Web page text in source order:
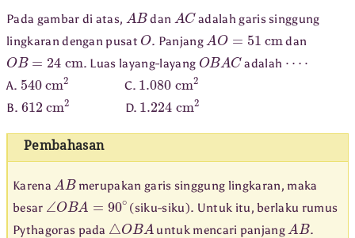
Pada gambar di atas, AB dan AC adalah garis singgung
lingkaran dengan pusat O. Panjang AO= 51 cm dan
OB= 24 cm . Luas layang-layang OBAC adalah
A. 540 cm C. 1.080 cm
B. 612 cm2 D. 1.224 cm
Pembahasan
Karena AB merupakan garis singgung lingkaran, maka
besar
∠OB A 90∘ (siku-siku). Untuk itu, berlaku rumus
Pythagoras pada
△ OBA untuk mencari panjang AB .